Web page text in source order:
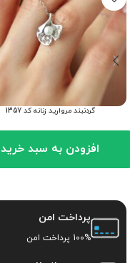
گردنبند مروارید زنانه کد 1357
افزودن به سبد خرید
پرداخت امن
100% پرداخت امن